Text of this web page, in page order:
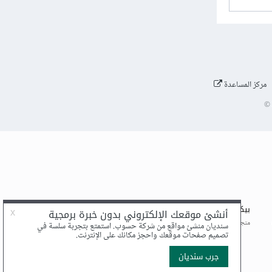
مركز المساعدة
©